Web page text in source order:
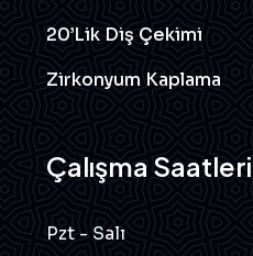
20’lik Diş Çekimi
Zirkonyum Kaplama
Çalışma Saatleri
Pzt - Salı